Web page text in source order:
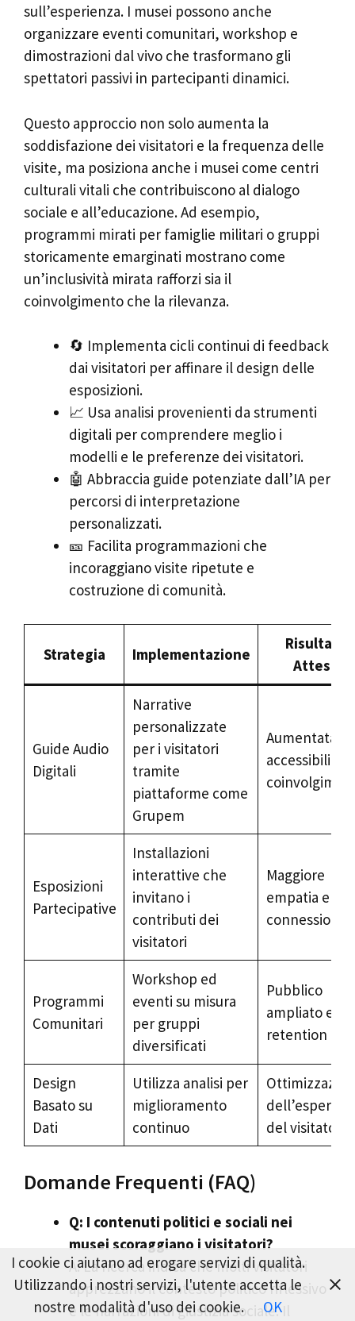
sull’esperienza. I musei possono anche
organizzare eventi comunitari, workshop e
dimostrazioni dal vivo che trasformano gli
spettatori passivi in partecipanti dinamici.
Questo approccio non solo aumenta la
soddisfazione dei visitatori e la frequenza delle
visite, ma posiziona anche i musei come centri
culturali vitali che contribuiscono al dialogo
sociale e all’educazione. Ad esempio,
programmi mirati per famiglie militari o gruppi
storicamente emarginati mostrano come
un’inclusività mirata rafforzi sia il
coinvolgimento che la rilevanza.
🔄 Implementa cicli continui di feedback
dai visitatori per affinare il design delle
esposizioni.
📈 Usa analisi provenienti da strumenti
digitali per comprendere meglio i
modelli e le preferenze dei visitatori.
🤖 Abbraccia guide potenziate dall’IA per
percorsi di interpretazione
personalizzati.
🎫 Facilita programmazioni che
incoraggiano visite ripetute e
costruzione di comunità.
Strategia Implementazione
Risultato
Atteso
Guide Audio
Digitali
Narrative
personalizzate
per i visitatori
tramite
piattaforme come
Grupem
Aumentata
accessibilità e
Esposizioni
Partecipative
Installazioni
interattive che
invitano i
contributi dei
visitatori
Maggiore
empatia e
connessione
Programmi
Comunitari
Workshop ed
eventi su misura
per gruppi
diversificati
Pubblico
ampliato e
retention
Design
Basato su
Dati
Utilizza analisi per
miglioramento
continuo
del visitatore
Domande Frequenti (FAQ)
Q: I contenuti politici e sociali nei
musei scoraggiano i visitatori?
A: La ricerca indica che molti visitatori
apprezzano il contesto politico riflessivo
e le narrazioni di giustizia sociale. Il
I cookie ci aiutano ad erogare servizi di qualità.
Utilizzando i nostri servizi, l'utente accetta le
nostre modalità d'uso dei cookie.
OK